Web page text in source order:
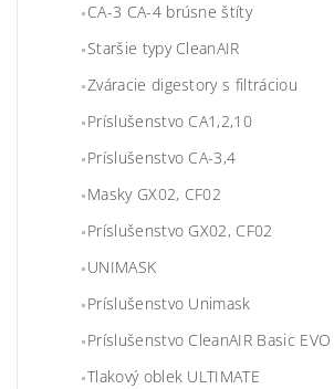
CA-3 CA-4 brúsne štíty
Staršie typy CleanAIR
Zváracie digestory s filtráciou
Príslušenstvo CA1,2,10
Príslušenstvo CA-3,4
Masky GX02, CF02
Príslušenstvo GX02, CF02
UNIMASK
Príslušenstvo Unimask
Príslušenstvo CleanAIR Basic EVO
Tlakový oblek ULTIMATE